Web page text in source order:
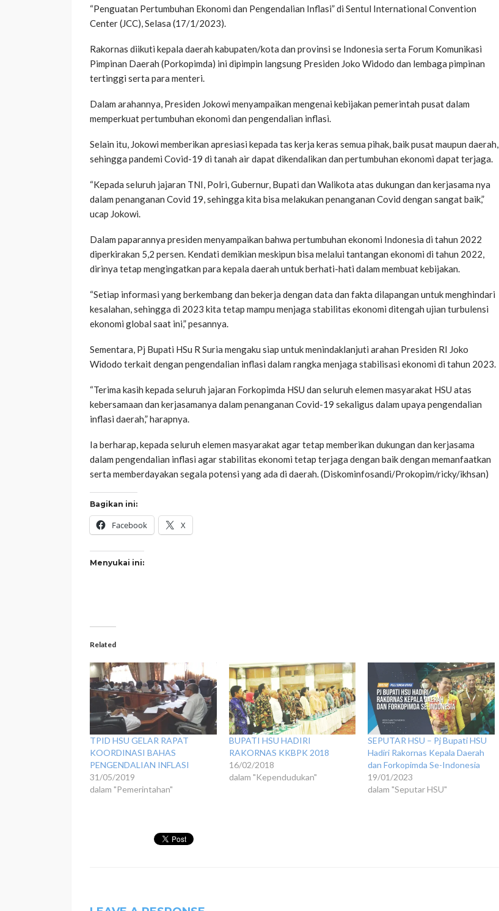
“Penguatan Pertumbuhan Ekonomi dan Pengendalian Inflasi” di Sentul International Convention
Center (JCC), Selasa (17/1/2023).
Rakornas diikuti kepala daerah kabupaten/kota dan provinsi se Indonesia serta Forum Komunikasi
Pimpinan Daerah (Porkopimda) ini dipimpin langsung Presiden Joko Widodo dan lembaga pimpinan
tertinggi serta para menteri.
Dalam arahannya, Presiden Jokowi menyampaikan mengenai kebijakan pemerintah pusat dalam
memperkuat pertumbuhan ekonomi dan pengendalian inflasi.
Selain itu, Jokowi memberikan apresiasi kepada tas kerja keras semua pihak, baik pusat maupun daerah,
sehingga pandemi Covid-19 di tanah air dapat dikendalikan dan pertumbuhan ekonomi dapat terjaga.
“Kepada seluruh jajaran TNI, Polri, Gubernur, Bupati dan Walikota atas dukungan dan kerjasama nya
dalam penanganan Covid 19, sehingga kita bisa melakukan penanganan Covid dengan sangat baik,”
ucap Jokowi.
Dalam paparannya presiden menyampaikan bahwa pertumbuhan ekonomi Indonesia di tahun 2022
diperkirakan 5,2 persen. Kendati demikian meskipun bisa melalui tantangan ekonomi di tahun 2022,
dirinya tetap mengingatkan para kepala daerah untuk berhati-hati dalam membuat kebijakan.
“Setiap informasi yang berkembang dan bekerja dengan data dan fakta dilapangan untuk menghindari
kesalahan, sehingga di 2023 kita tetap mampu menjaga stabilitas ekonomi ditengah ujian turbulensi
ekonomi global saat ini,” pesannya.
Sementara, Pj Bupati HSu R Suria mengaku siap untuk menindaklanjuti arahan Presiden RI Joko
Widodo terkait dengan pengendalian inflasi dalam rangka menjaga stabilisasi ekonomi di tahun 2023.
“Terima kasih kepada seluruh jajaran Forkopimda HSU dan seluruh elemen masyarakat HSU atas
kebersamaan dan kerjasamanya dalam penanganan Covid-19 sekaligus dalam upaya pengendalian
inflasi daerah,” harapnya.
Ia berharap, kepada seluruh elemen masyarakat agar tetap memberikan dukungan dan kerjasama
dalam pengendalian inflasi agar stabilitas ekonomi tetap terjaga dengan baik dengan memanfaatkan
serta memberdayakan segala potensi yang ada di daerah. (Diskominfosandi/Prokopim/ricky/ikhsan)
Bagikan ini:
Facebook X
Menyukai ini:
Related
TPID HSU GELAR RAPAT
KOORDINASI BAHAS
PENGENDALIAN INFLASI
31/05/2019
dalam "Pemerintahan"
BUPATI HSU HADIRI
RAKORNAS KKBPK 2018
16/02/2018
dalam "Kependudukan"
SEPUTAR HSU – Pj Bupati HSU
Hadiri Rakornas Kepala Daerah
dan Forkopimda Se-Indonesia
19/01/2023
dalam "Seputar HSU"